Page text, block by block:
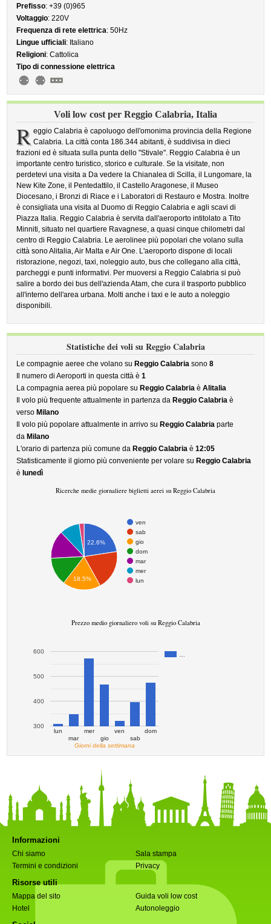
Prefisso: +39 (0)965
Voltaggio: 220V
Frequenza di rete elettrica: 50Hz
Lingue ufficiali: Italiano
Religioni: Cattolica
Tipo di connessione elettrica
Voli low cost per Reggio Calabria, Italia
R eggio Calabria è capoluogo dell'omonima provincia della Regione
Calabria. La città conta 186.344 abitanti, è suddivisa in dieci
frazioni ed è situata sulla punta dello "Stivale". Reggio Calabria è un
importante centro turistico, storico e culturale. Se la visitate, non
perdetevi una visita a Da vedere la Chianalea di Scilla, il Lungomare, la
New Kite Zone, il Pentedattilo, il Castello Aragonese, il Museo
Diocesano, i Bronzi di Riace e i Laboratori di Restauro e Mostra. Inoltre
è consigliata una visita al Duomo di Reggio Calabria e agli scavi di
Piazza Italia. Reggio Calabria è servita dall'aeroporto intitolato a Tito
Minniti, situato nel quartiere Ravagnese, a quasi cinque chilometri dal
centro di Reggio Calabria. Le aerolinee più popolari che volano sulla
città sono Alitalia, Air Malta e Air One. L'aeroporto dispone di locali
ristorazione, negozi, taxi, noleggio auto, bus che collegano alla città,
parcheggi e punti informativi. Per muoversi a Reggio Calabria si può
salire a bordo dei bus dell'azienda Atam, che cura il trasporto pubblico
all'interno dell'area urbana. Molti anche i taxi e le auto a noleggio
disponibili.
Statistiche dei voli su Reggio Calabria
Le compagnie aeree che volano su Reggio Calabria sono8
Il numero di Aeroporti in questa città è1
La compagnia aerea più popolare su Reggio Calabria èAlitalia
Il volo più frequente attualmente in partenza da Reggio Calabria è
verso Milano
Il volo più popolare attualmente in arrivo su Reggio Calabria parte
da Milano
L'orario di partenza più comune da Reggio Calabria è12:05
Statisticamente il giorno più conveniente per volare su Reggio Calabria
è lunedì
Ricerche medie giornaliere biglietti aerei su Reggio Calabria
ven
sab
gio
dom
mar
mer
lun
22.6%
18.5%
Prezzo medio giornaliero voli su Reggio Calabria
lun
mar
mer
gio
ven
sab
dom
300
400
500
600
Giorni della settimana
Informazioni
Chi siamo
Sala stampa
Termini e condizioni
Privacy
Risorse utili
Mappa del sito
Guida voli low cost
Hotel
Autonoleggio